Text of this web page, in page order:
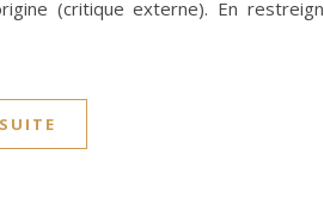
(critique externe). En